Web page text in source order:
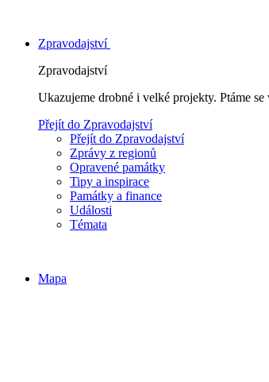
Zpravodajství
Zpravodajství
Ukazujeme drobné i velké projekty. Ptáme
Přejít do Zpravodajství
Přejít do Zpravodajství
Zprávy z regionů
Opravené památky
Tipy a inspirace
Památky a finance
Události
Témata
Mapa